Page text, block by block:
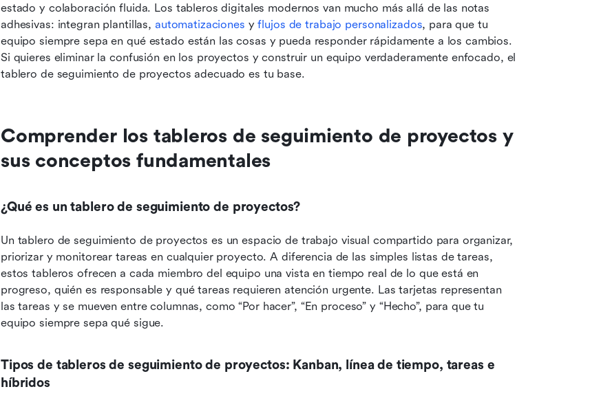
estado y colaboración fluida. Los tableros digitales modernos van mucho más allá de las notas
adhesivas: integran plantillas, automatizaciones y flujos de trabajo personalizados, para que tu
equipo siempre sepa en qué estado están las cosas y pueda responder rápidamente a los cambios.
Si quieres eliminar la confusión en los proyectos y construir un equipo verdaderamente enfocado, el
tablero de seguimiento de proyectos adecuado es tu base.
Comprender los tableros de seguimiento de proyectos y
sus conceptos fundamentales
¿Qué es un tablero de seguimiento de proyectos?
Un tablero de seguimiento de proyectos es un espacio de trabajo visual compartido para organizar,
priorizar y monitorear tareas en cualquier proyecto. A diferencia de las simples listas de tareas,
estos tableros ofrecen a cada miembro del equipo una vista en tiempo real de lo que está en
progreso, quién es responsable y qué tareas requieren atención urgente. Las tarjetas representan
las tareas y se mueven entre columnas, como “Por hacer”, “En proceso” y “Hecho”, para que tu
equipo siempre sepa qué sigue.
Tipos de tableros de seguimiento de proyectos: Kanban, línea de tiempo, tareas e
híbridos